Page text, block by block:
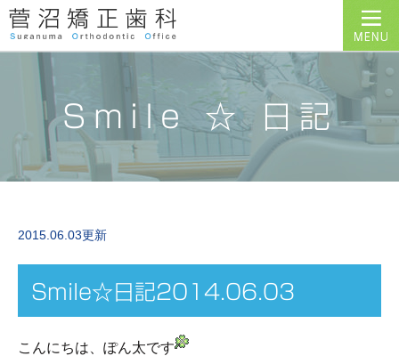
Smile ☆ 日記
2015.06.03更新
Smile☆日記2014.06.03
こんにちは、ぽん太です